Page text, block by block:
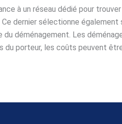
à un réseau dédié pour
dernier sélectionne
du déménagement. Les
du porteur, les coûts peuvent